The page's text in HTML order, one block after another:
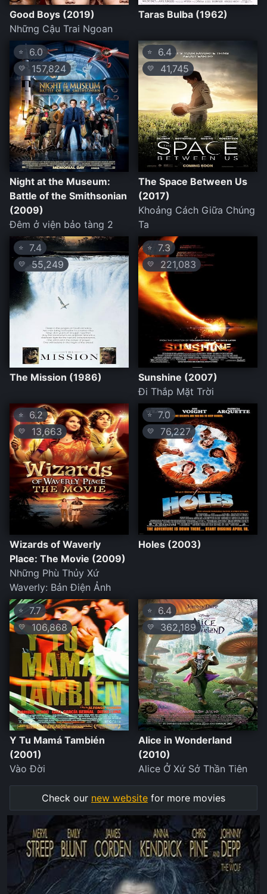
Good Boys (2019)
Những Cậu Trai Ngoan
Taras Bulba (1962)
⭐ 6.0
💛 157,824
Night at the Museum:
Battle of the Smithsonian
(2009)
Đêm ở viện bảo tàng 2
⭐ 6.4
💛 41,745
The Space Between Us
(2017)
Khoảng Cách Giữa Chúng
Ta
⭐ 7.4
💛 55,249
The Mission (1986)
⭐ 7.3
💛 221,083
Sunshine (2007)
Đi Thắp Mặt Trời
⭐ 6.2
💛 13,663
Wizards of Waverly
Place: The Movie (2009)
Những Phù Thủy Xứ
Waverly: Bản Điện Ảnh
⭐7.0
💛 76,227
Holes (2003)
⭐ 7.7
💛 106,868
Y Tu Mamá También
(2001)
Vào Đời
⭐ 6.4
💛 362,189
Alice in Wonderland
(2010)
Alice Ở Xứ Sở Thần Tiên
Check our new website for more movies